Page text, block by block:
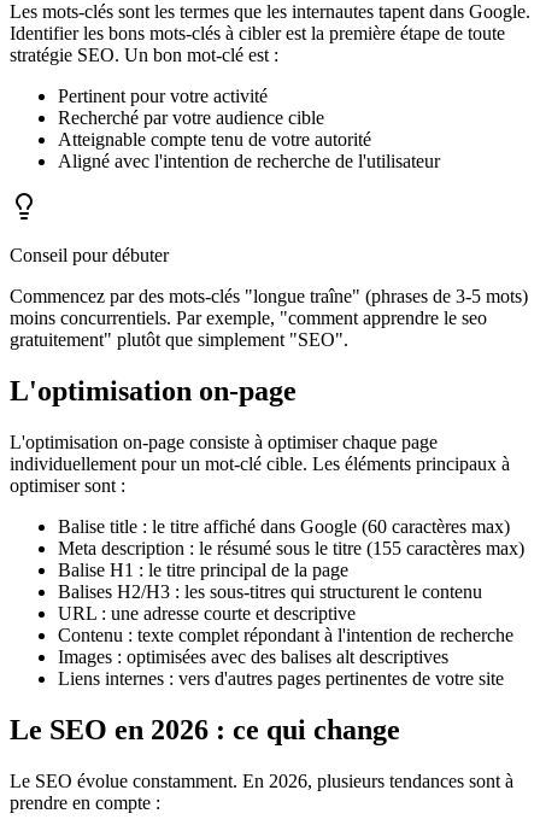
Les mots-clés sont les termes que les internautes tapent dans Google.
Identifier les bons mots-clés à cibler est la première étape de toute
stratégie SEO. Un bon mot-clé est :
Pertinent pour votre activité
Recherché par votre audience cible
Atteignable compte tenu de votre autorité
Aligné avec l'intention de recherche de l'utilisateur
Conseil pour débuter
Commencez par des mots-clés "longue traîne" (phrases de 3-5 mots)
moins concurrentiels. Par exemple, "comment apprendre le seo
gratuitement" plutôt que simplement "SEO".
L'optimisation on-page
L'optimisation on-page consiste à optimiser chaque page
individuellement pour un mot-clé cible. Les éléments principaux à
optimiser sont :
Balise title : le titre affiché dans Google (60 caractères max)
Meta description : le résumé sous le titre (155 caractères max)
Balise H1 : le titre principal de la page
Balises H2/H3 : les sous-titres qui structurent le contenu
URL : une adresse courte et descriptive
Contenu : texte complet répondant à l'intention de recherche
Images : optimisées avec des balises alt descriptives
Liens internes : vers d'autres pages pertinentes de votre site
Le SEO en 2026 : ce qui change
Le SEO évolue constamment. En 2026, plusieurs tendances sont à
prendre en compte :